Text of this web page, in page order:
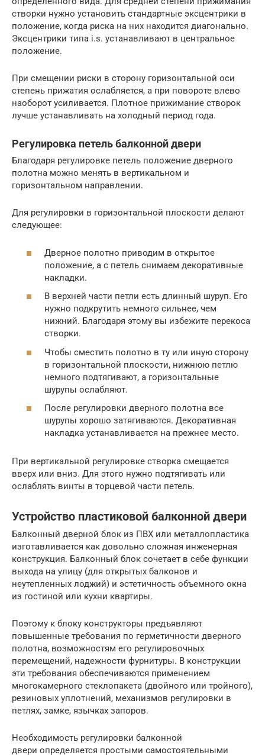
створки нужно установить стандартные эксцентрики в
положение, когда риска на них находится диагонально.
Эксцентрики типа i.s. устанавливают в центральное
положение.
При смещении риски в сторону горизонтальной оси
степень прижатия ослабляется, а при повороте влево
наоборот усиливается. Плотное прижимание створок
лучше устанавливать на холодный период года.
Регулировка петель балконной двери
Благодаря регулировке петель положение дверного
полотна можно менять в вертикальном и
горизонтальном направлении.
Для регулировки в горизонтальной плоскости делают
следующее:
Дверное полотно приводим в открытое
положение, а с петель снимаем декоративные
накладки.
В верхней части петли есть длинный шуруп. Его
нужно подкрутить немного сильнее, чем
нижний. Благодаря этому вы избежите перекоса
створки.
Чтобы сместить полотно в ту или иную сторону
в горизонтальной плоскости, нижнюю петлю
немного подтягивают, а горизонтальные
шурупы ослабляют.
После регулировки дверного полотна все
шурупы хорошо затягиваются. Декоративная
накладка устанавливается на прежнее место.
При вертикальной регулировке створка смещается
вверх или вниз. Для этого нужно подтягивать или
ослаблять винты в торцевой части петель.
Устройство пластиковой балконной двери
Балконный дверной блок из ПВХ или металлопластика
изготавливается как довольно сложная инженерная
конструкция. Балконный блок сочетает в себе функции
выхода на улицу (для открытых балконов и
неутепленных лоджий) и эстетичность объемного окна
из гостиной или кухни квартиры.
Поэтому к блоку конструкторы предъявляют
повышенные требования по герметичности дверного
полотна, возможностям его регулировочных
перемещений, надежности фурнитуры. В конструкции
эти требования обеспечиваются применением
многокамерного стеклопакета (двойного или тройного),
резиновых уплотнений, механизмов регулировки в
петлях, замке, язычках запоров.
Необходимость регулировки балконной
двери определяется простыми самостоятельными